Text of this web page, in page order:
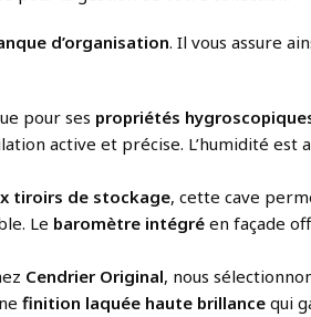
d’organisation. Il vous assure
pour ses propriétés
active et précise. L’humidité est
tiroirs de stockage, cette cave
Le baromètre intégré en façade
Cendrier Original, nous
finition laquée haute brillance qui